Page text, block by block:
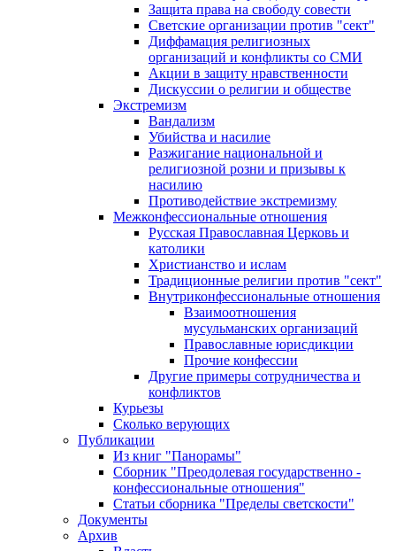
Защита права на свободу совести
Светские организации против "сект"
Диффамация религиозных
организаций и конфликты со СМИ
Акции в защиту нравственности
Дискуссии о религии и обществе
Экстремизм
Вандализм
Убийства и насилие
Разжигание национальной и
религиозной розни и призывы к
насилию
Противодействие экстремизму
Межконфессиональные отношения
Русская Православная Церковь и
католики
Христианство и ислам
Традиционные религии против "сект"
Внутриконфессиональные отношения
Взаимоотношения
мусульманских организаций
Православные юрисдикции
Прочие конфессии
Другие примеры сотрудничества и
конфликтов
Курьезы
Сколько верующих
Публикации
Из книг "Панорамы"
Сборник "Преодолевая государственно -
конфессиональные отношения"
Статьи сборника "Пределы светскости"
Документы
Архив